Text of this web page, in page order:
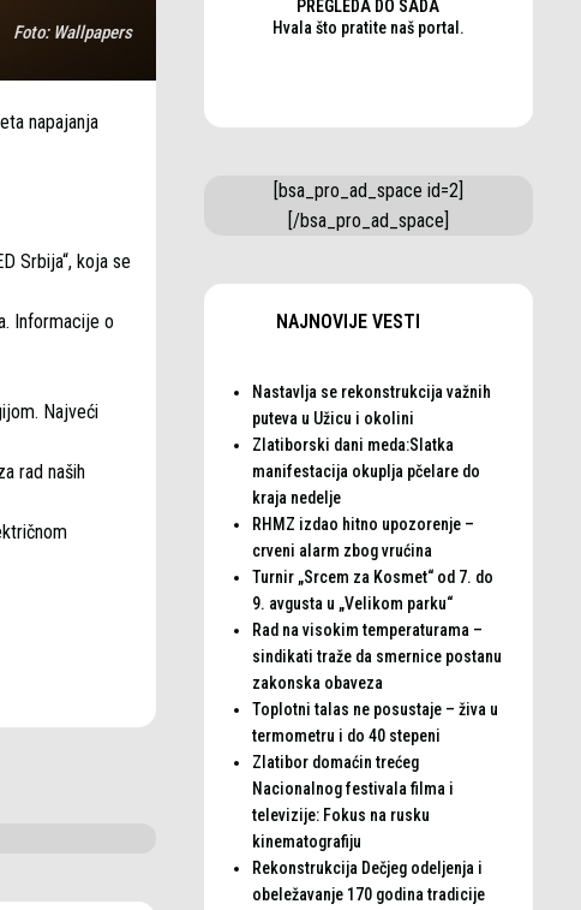
Foto: Wallpapers
napajanja
Srbija“, koja se
Informacije o
Najveći
rad naših
PREGLEDA DO SADA
Hvala što pratite naš portal.
[bsa_pro_ad_space id=2]
[/bsa_pro_ad_space]
NAJNOVIJE VESTI
Nastavlja se rekonstrukcija važnih
puteva u Užicu i okolini
Zlatiborski dani meda:Slatka
manifestacija okuplja pčelare do
kraja nedelje
RHMZ izdao hitno upozorenje –
crveni alarm zbog vrućina
Turnir „Srcem za Kosmet“ od 7. do
9. avgusta u „Velikom parku“
Rad na visokim temperaturama –
sindikati traže da smernice postanu
zakonska obaveza
Toplotni talas ne posustaje – živa u
termometru i do 40 stepeni
Zlatibor domaćin trećeg
Nacionalnog festivala filma i
televizije: Fokus na rusku
kinematografiju
Rekonstrukcija Dečjeg odeljenja i
obeležavanje 170 godina tradicije